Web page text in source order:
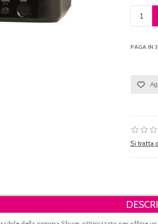
PAGA IN
Si tratta